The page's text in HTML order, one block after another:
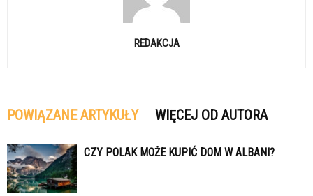
REDAKCJA
POWIĄZANE ARTYKUŁY WIĘCEJ OD AUTORA
CZY POLAK MOŻE KUPIĆ DOM W ALBANI?